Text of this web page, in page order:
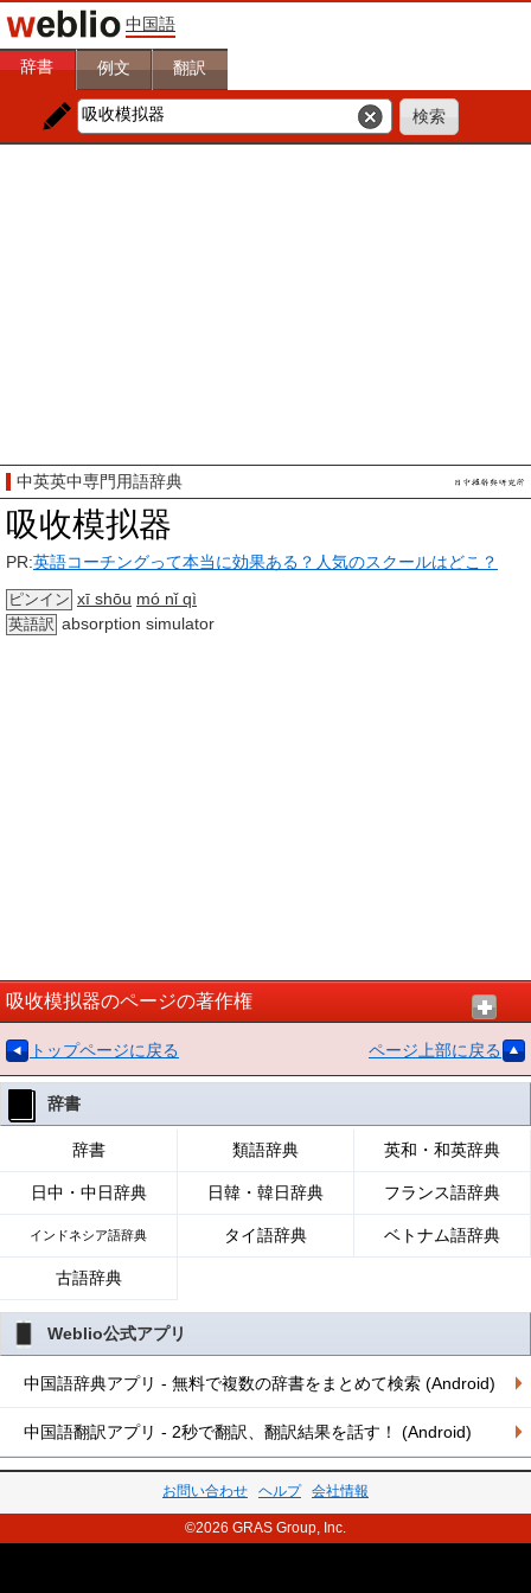
中国語
辞書 例文 翻訳
中英英中専門用語辞典
吸收模拟器
PR:英語コーチングって本当に効果ある？人気のスクールはどこ？
ピンイン xī shōu mó nǐ qì
英語訳 absorption simulator
吸收模拟器のページの著作権
トップページに戻る ページ上部に戻る
辞書
辞書 類語辞典 英和・和英辞典
日中・中日辞典 日韓・韓日辞典 フランス語辞典
インドネシア語辞典 タイ語辞典 ベトナム語辞典
古語辞典
Weblio公式アプリ
中国語辞典アプリ - 無料で複数の辞書をまとめて検索 (Android)
中国語翻訳アプリ - 2秒で翻訳、翻訳結果を話す！ (Android)
お問い合わせ ヘルプ 会社情報
©2026 GRAS Group, Inc.